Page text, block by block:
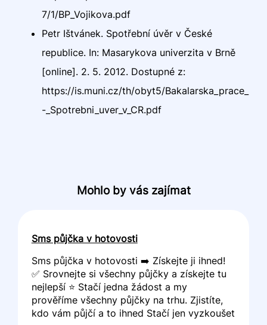
7/1/BP_Vojikova.pdf
Petr Ištvánek. Spotřební úvěr v České
republice. In: Masarykova univerzita v Brně
[online]. 2. 5. 2012. Dostupné z:
https://is.muni.cz/th/obyt5/Bakalarska_prace_
-_Spotrebni_uver_v_CR.pdf
Mohlo by vás zajímat
Sms půjčka v hotovosti
Sms půjčka v hotovosti ➡️ Získejte ji ihned!
✅ Srovnejte si všechny půjčky a získejte tu
nejlepší ⭐ Stačí jedna žádost a my
prověříme všechny půjčky na trhu. Zjistíte,
kdo vám půjčí a to ihned Stačí jen vyzkoušet